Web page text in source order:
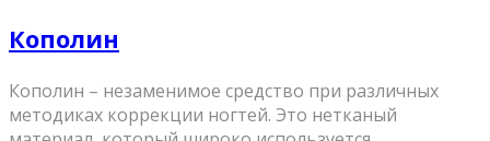
Кополин
Кополин – незаменимое средство при различных
методиках коррекции ногтей. Это нетканый